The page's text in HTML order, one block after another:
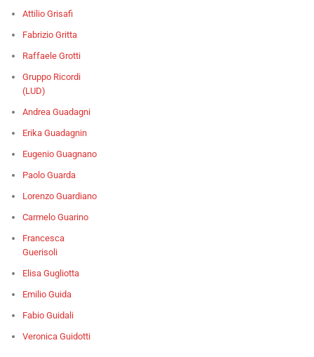
Attilio Grisafi
Fabrizio Gritta
Raffaele Grotti
Gruppo Ricordi
(LUD)
Andrea Guadagni
Erika Guadagnin
Eugenio Guagnano
Paolo Guarda
Lorenzo Guardiano
Carmelo Guarino
Francesca
Guerisoli
Elisa Gugliotta
Emilio Guida
Fabio Guidali
Veronica Guidotti